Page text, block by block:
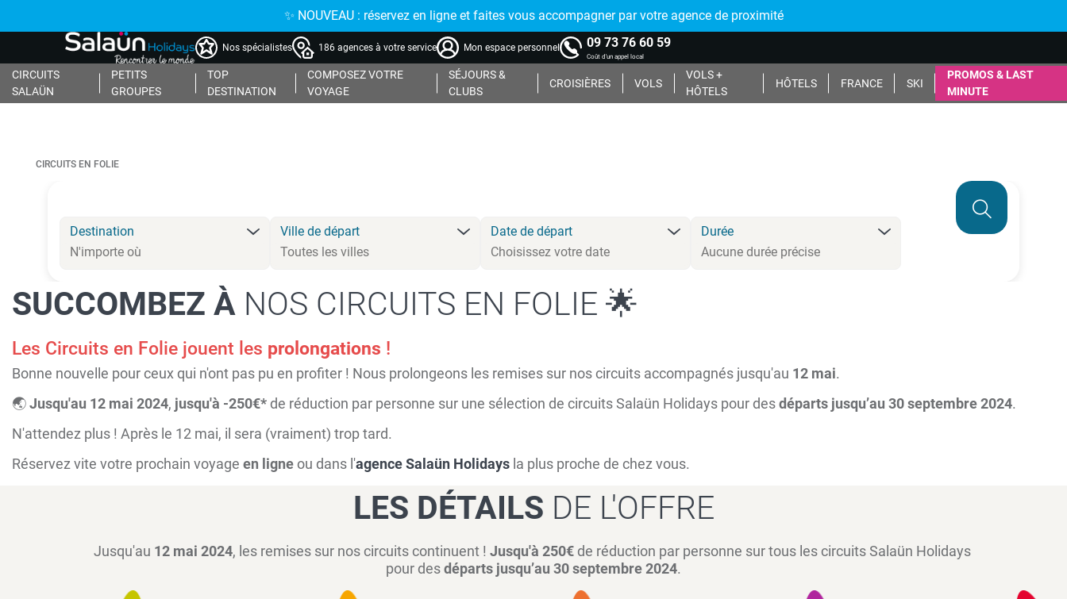
✨ NOUVEAU : réservez en ligne et faites vous accompagner par votre agence de proximité
Nos spécialistes 186 agences à votre service Mon espace personnel 09 73 76 60 59
Coût d'un appel local
CIRCUITS
SALAÜN
PETITS
GROUPES
TOP
DESTINATION
COMPOSEZ VOTRE
VOYAGE
SÉJOURS &
CLUBS
CROISIÈRES VOLS
VOLS +
HÔTELS
HÔTELS FRANCE SKI
PROMOS & LAST
MINUTE
CIRCUITS EN FOLIE
Destination Ville de départ Date de départ Durée
SUCCOMBEZ À NOS CIRCUITS EN FOLIE 🌟
Les Circuits en Folie jouent les prolongations !
Bonne nouvelle pour ceux qui n'ont pas pu en profiter ! Nous prolongeons les remises sur nos circuits accompagnés jusqu'au 12 mai.
🌏Jusqu'au 12 mai 2024, jusqu'à -250€* de réduction par personne sur une sélection de circuits Salaün Holidays pour desdéparts jusqu’au 30 septembre 2024.
N'attendez plus ! Après le 12 mai, il sera (vraiment) trop tard.
Réservez vite votre prochain voyage en ligneou dans l'agence Salaün Holidays la plus proche de chez vous.
LES DÉTAILS DE L'OFFRE
Jusqu'au 12 mai 2024, les remises sur nos circuits continuent ! Jusqu'à 250€de réduction par personne sur tous les circuits Salaün Holidays
pour desdéparts jusqu’au 30 septembre 2024.